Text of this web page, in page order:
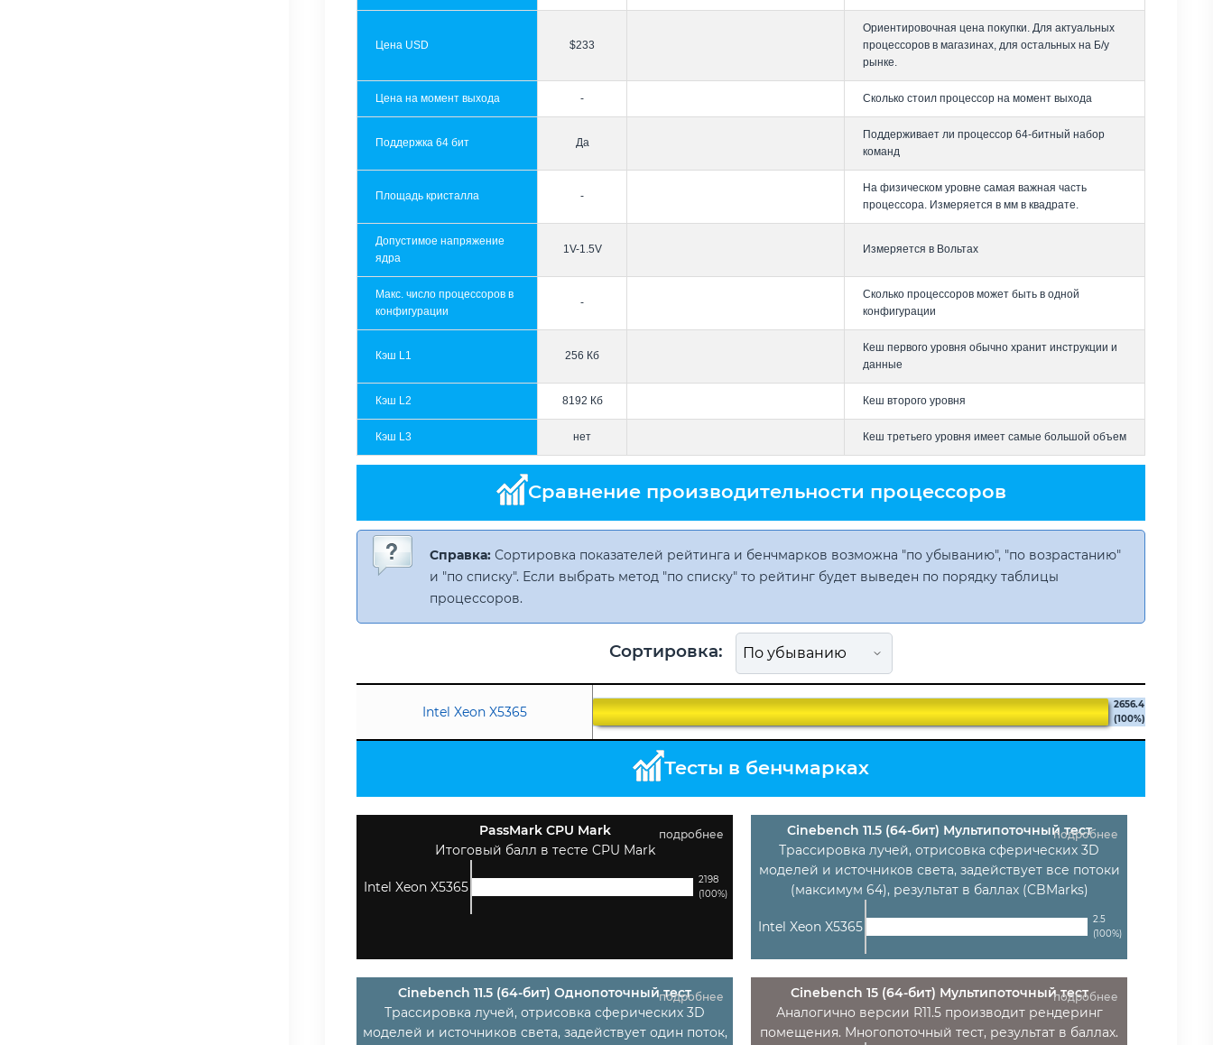
Цена USD $233
Ориентировочная цена покупки. Для актуальных
процессоров в магазинах, для остальных на Б/у
рынке.
Цена на момент выхода - Сколько стоил процессор на момент выхода
Поддержка 64 бит Да
Поддерживает ли процессор 64-битный набор
команд
Площадь кристалла -
На физическом уровне самая важная часть
процессора. Измеряется в мм в квадрате.
Допустимое напряжение
ядра
1V-1.5V Измеряется в Вольтах
Макс. число процессоров в
конфигурации
-
Сколько процессоров может быть в одной
конфигурации
Кэш L1 256 Кб
Кеш первого уровня обычно хранит инструкции и
данные
Кэш L2 8192 Кб Кеш второго уровня
Кэш L3 нет Кеш третьего уровня имеет самые большой объем
Сравнение производительности процессоров
Справка: Сортировка показателей рейтинга и бенчмарков возможна "по убыванию", "по возрастанию"
и "по списку". Если выбрать метод "по списку" то рейтинг будет выведен по порядку таблицы
процессоров.
Сортировка:
Intel Xeon X5365
2656.4
(100%)
Тесты в бенчмарках
подробнее
PassMark CPU Mark
Итоговый балл в тесте CPU Mark
Intel Xeon X5365
2198
(100%)
подробнее
Cinebench 11.5 (64-бит) Мультипоточный тест
Трассировка лучей, отрисовка сферических 3D
моделей и источников света, задействует все потоки
(максимум 64), результат в баллах (CBMarks)
Intel Xeon X5365
2.5
(100%)
подробнее
Cinebench 11.5 (64-бит) Однопоточный тест
Трассировка лучей, отрисовка сферических 3D
моделей и источников света, задействует один поток,
подробнее
Cinebench 15 (64-бит) Мультипоточный тест
Аналогично версии R11.5 производит рендеринг
помещения. Многопоточный тест, результат в баллах.